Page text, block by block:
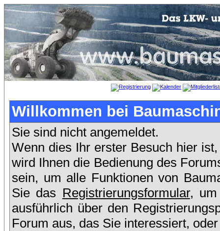
Willkommen bei
Sie sind nicht angemeldet.
Wenn dies Ihr erster Besuch hier
wird Ihnen die Bedienung des
sein, um alle Funktionen von
Sie das Registrierungsformular,
ausführlich über den
Forum aus, das Sie interessiert,